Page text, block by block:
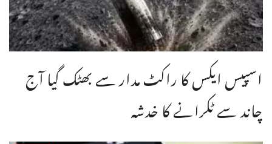
اسپیس ایکس کا راکٹ مدار سے بھٹک گیا آج
چاند سے ٹکرانے کا خدشہ